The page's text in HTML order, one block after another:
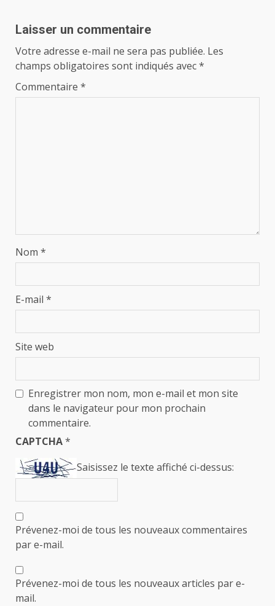
Laisser un commentaire
Votre adresse e-mail ne sera pas publiée. Les
champs obligatoires sont indiqués avec*
Commentaire *
Nom *
E-mail *
Site web
Enregistrer mon nom, mon e-mail et mon site
dans le navigateur pour mon prochain
commentaire.
CAPTCHA*
Saisissez le texte affiché ci-dessus:
Prévenez-moi de tous les nouveaux commentaires
par e-mail.
Prévenez-moi de tous les nouveaux articles par e-
mail.